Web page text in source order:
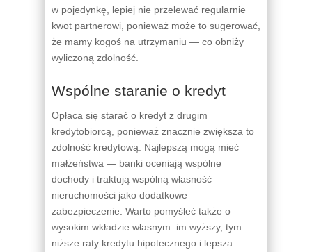
w pojedynkę, lepiej nie przelewać regularnie
kwot partnerowi, ponieważ może to sugerować,
że mamy kogoś na utrzymaniu — co obniży
wyliczoną zdolność.
Wspólne staranie o kredyt
Opłaca się starać o kredyt z drugim
kredytobiorcą, ponieważ znacznie zwiększa to
zdolność kredytową. Najlepszą mogą mieć
małżeństwa — banki oceniają wspólne
dochody i traktują wspólną własność
nieruchomości jako dodatkowe
zabezpieczenie. Warto pomyśleć także o
wysokim wkładzie własnym: im wyższy, tym
niższe raty kredytu hipotecznego i lepsza